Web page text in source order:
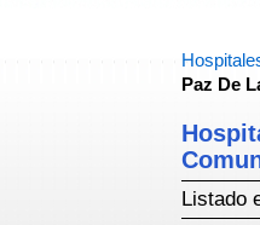
Paz De
Listado